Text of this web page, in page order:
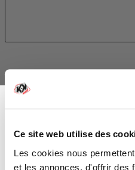
Ce site web utilise des
Les cookies nous
et les annonces, d'offrir des
AJOUTER AU